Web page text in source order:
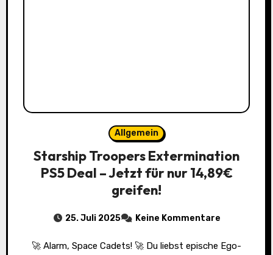
Allgemein
Starship Troopers Extermination
PS5 Deal – Jetzt für nur 14,89€
greifen!
25. Juli 2025 Keine Kommentare
🚀 Alarm, Space Cadets! 🚀 Du liebst epische Ego-